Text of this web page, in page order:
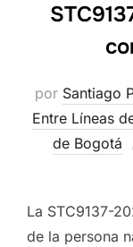
por Santiago
Entre Líneas
de Bogotá
La STC9137-
de la persona